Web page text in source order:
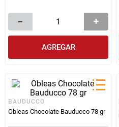
AGREGAR
BAUDUCCO
Obleas Chocolate Bauducco 78 gr